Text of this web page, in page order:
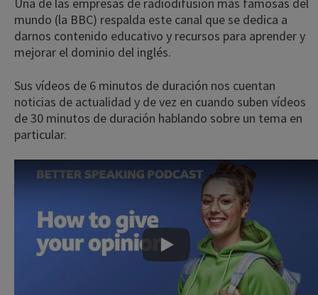
mundo (la BBC) respalda este canal que se dedica a
darnos contenido educativo y recursos para aprender y
mejorar el dominio del inglés.
Sus vídeos de 6 minutos de duración nos cuentan
noticias de actualidad y de vez en cuando suben vídeos
de 30 minutos de duración hablando sobre un tema en
particular.
Play